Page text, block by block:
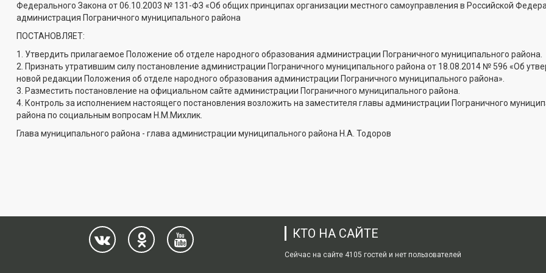
Федерального Закона от 06.10.2003 № 131-ФЗ «Об общих принципах организации местного самоуправления в Российской
администрация Пограничного муниципального района
ПОСТАНОВЛЯЕТ:
1. Утвердить прилагаемое Положение об отделе народного образования администрации Пограничного муниципального района.
2. Признать утратившим силу постановление администрации Пограничного муниципального района от 18.08.2014 № 596 «Об
новой редакции Положения об отделе народного образования администрации Пограничного муниципального района».
3. Разместить постановление на официальном сайте администрации Пограничного муниципального района.
4. Контроль за исполнением настоящего постановления возложить на заместителя главы администрации Пограничного
района по социальным вопросам Н.М.Михлик.
Глава муниципального района - глава администрации муниципального района Н.А. Тодоров
КТО НА САЙТЕ
Сейчас на сайте 4105 гостей и нет пользователей